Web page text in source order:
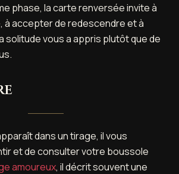
phase, la carte renversée invite à
à accepter de redescendre et à
solitude vous a appris plutôt que de
dans un tirage, il vous
et de consulter votre boussole
amoureux, il décrit souvent une